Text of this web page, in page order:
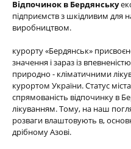
Відпочинок в Бердянську
підприємств з шкідливим
виробництвом.
курорту «Бердянськ»
значення і зараз із
природно - кліматичними
курортом України. Статус
спрямованість відпочинку в
лікуванням. Тому, на наш
розваги влаштовують в,
дрібному Азові.